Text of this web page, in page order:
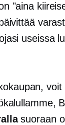
"aina
useissa
voit
suoraan